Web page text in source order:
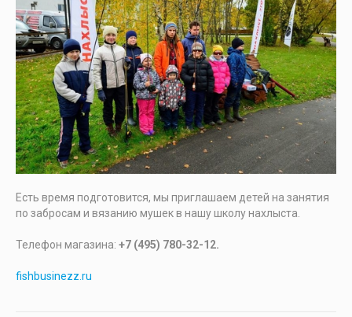
Есть время подготовится, мы приглашаем детей на занятия
по забросам и вязанию мушек в нашу школу нахлыста.
Телефон магазина: +7 (495) 780-32-12.
fishbusinezz.ru